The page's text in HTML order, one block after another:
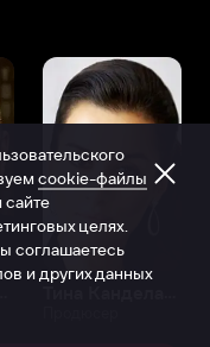
cookie-файлы
целях.
соглашаетесь
и других данных